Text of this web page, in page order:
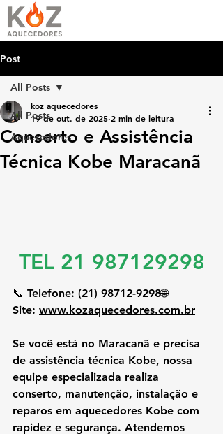
Post
All Posts
Aquecedores
All Posts
Conserto e Assistência
Técnica Kobe Maracanã
koz aquecedores
19 de out. de 2025 2 min de leitura
TEL 21 987129298
📞 Telefone: (21) 98712-9298🌐
Site: www.kozaquecedores.com.br
Se você está no Maracanã e precisa
de assistência técnica Kobe, nossa
equipe especializada realiza
conserto, manutenção, instalação e
reparos em aquecedores Kobe com
rapidez e segurança. Atendemos